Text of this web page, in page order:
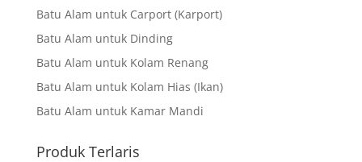
Batu Alam untuk Carport (Karport)
Batu Alam untuk Dinding
Batu Alam untuk Kolam Renang
Batu Alam untuk Kolam Hias (Ikan)
Batu Alam untuk Kamar Mandi
Produk Terlaris